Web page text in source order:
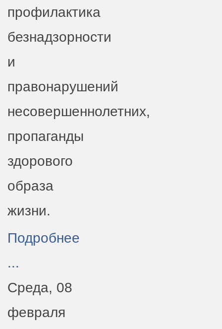
профилактика
безнадзорности
и
правонарушений
несовершеннолетних,
пропаганды
здорового
образа
жизни.
Подробнее
...
Среда, 08
февраля